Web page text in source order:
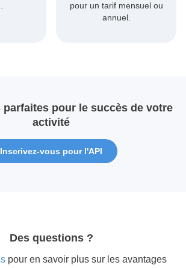
pour un tarif mensuel ou
annuel.
parfaites pour le succès de votre
activité
Inscrivez-vous pour l'API
Des questions ?
pour en savoir plus sur les avantages